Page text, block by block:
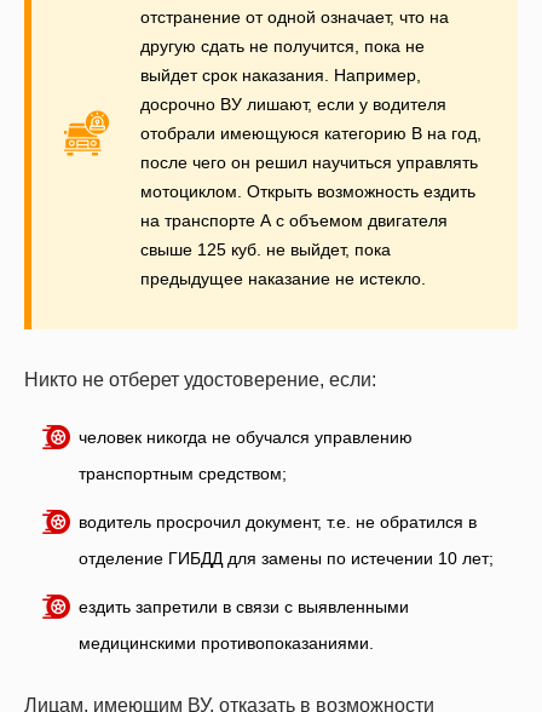
отстранение от одной означает, что на
другую сдать не получится, пока не
выйдет срок наказания. Например,
досрочно ВУ лишают, если у водителя
отобрали имеющуюся категорию В на год,
после чего он решил научиться управлять
мотоциклом. Открыть возможность ездить
на транспорте А с объемом двигателя
свыше 125 куб. не выйдет, пока
предыдущее наказание не истекло.
Никто не отберет удостоверение, если:
человек никогда не обучался управлению
транспортным средством;
водитель просрочил документ, т.е. не обратился в
отделение ГИБДД для замены по истечении 10 лет;
ездить запретили в связи с выявленными
медицинскими противопоказаниями.
Лицам, имеющим ВУ, отказать в возможности